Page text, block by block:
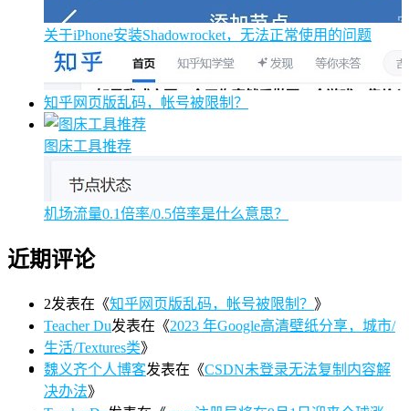
关于iPhone安装Shadowrocket，无法正常使用的问题
知乎网页版乱码，帐号被限制？
图床工具推荐
机场流量0.1倍率/0.5倍率是什么意思？
近期评论
2发表在《知乎网页版乱码，帐号被限制？ 》
Teacher Du发表在《2023 年Google高清壁纸分享，城市/
生活/Textures类》
魏义齐个人博客发表在《CSDN未登录无法复制内容解
决办法》